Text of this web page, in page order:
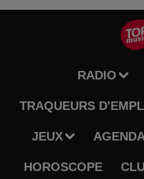
RADIO
TRAQUEURS
JEUX
HOROSCOPE